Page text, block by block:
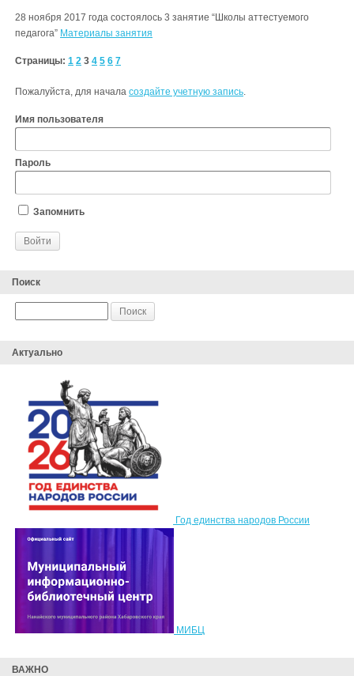
28 ноября 2017 года состоялось 3 занятие “Школы аттестуемого
педагога” Материалы занятия
Страницы: 1 2 3 4 5 6 7
Пожалуйста, для начала создайте учетную запись.
Имя пользователя
Пароль
Запомнить
Поиск
Актуально
Год единства народов России
МИБЦ
ВАЖНО